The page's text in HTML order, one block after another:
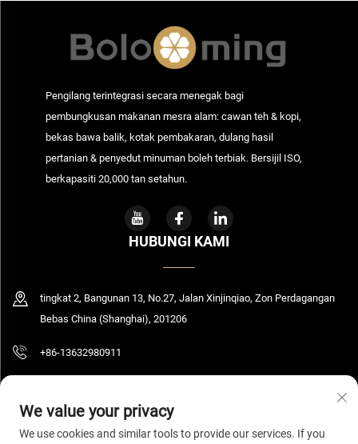
Pengilang terintegrasi secara menegak bagi
pembungkusan makanan mesra alam: cawan teh & kopi,
bekas bawa balik, kotak pembakaran, dulang hasil
pertanian & penyedut minuman boleh terbiak. Bersijil ISO,
berkapasiti 20,000 tan setahun.
HUBUNGI KAMI
tingkat 2, Bangunan 13, No.27, Jalan Xinjinqiao, Zon Perdagangan
Bebas China (Shanghai), 201206
+86-13632980911
We value your privacy
We use cookies and similar tools to provide our services. If you